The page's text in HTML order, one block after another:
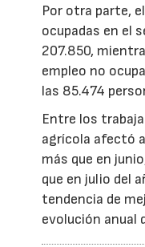
Por otra parte,
ocupadas en el
207.850,
empleo no
las 85.474
Entre los
agrícola afectó
más que en
que en julio del
tendencia de
evolución anual